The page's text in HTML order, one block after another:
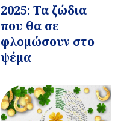
2025: Τα ζώδια
που θα σε
φλομώσουν στο
ψέμα